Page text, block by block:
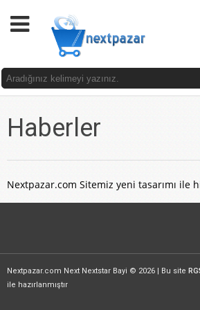
Haberler
Nextpazar.com Sitemiz yeni tasarımı ile
Nextpazar.com Next Nextstar Bayi © 2026 | Bu site
ile hazırlanmıştır